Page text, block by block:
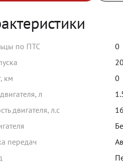
по ПТС
0
км
0
л
двигателя, л.с
передач